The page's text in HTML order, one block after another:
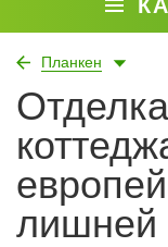
Планкен
лишней